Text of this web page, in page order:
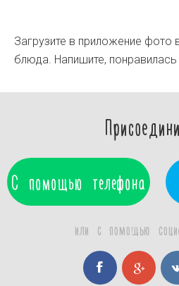
Загрузите в приложение фото
блюда. Напишите,
С помощью телефона
или с помощью